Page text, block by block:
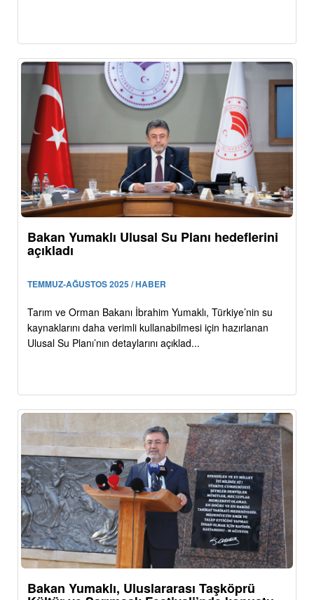
Bakan Yumaklı Ulusal Su Planı hedeflerini
açıkladı
TEMMUZ-AĞUSTOS 2025 / HABER
Tarım ve Orman Bakanı İbrahim Yumaklı, Türkiye’nin su
kaynaklarını daha verimli kullanabilmesi için hazırlanan
Ulusal Su Planı’nın detaylarını açıklad...
Bakan Yumaklı, Uluslararası Taşköprü